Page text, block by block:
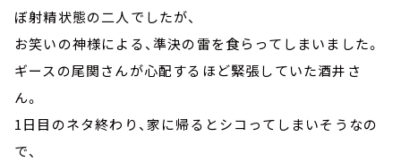
ぼ射精状態の二人でしたが、
お笑いの神様による、準決の雷を食らってしまいました。
ギースの尾関さんが心配するほど緊張していた酒井さ
ん。
1日目のネタ終わり、家に帰るとシコってしまいそうなの
で、